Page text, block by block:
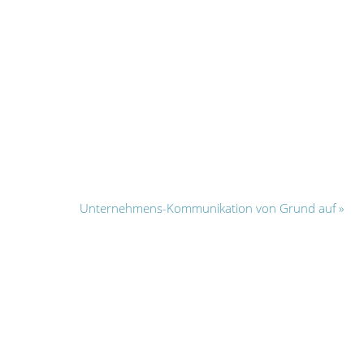
Unternehmens-Kommunikation von Grund auf